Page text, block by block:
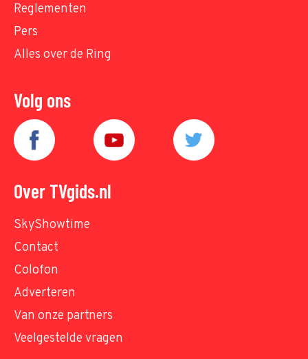
Reglementen
Pers
Alles over de Ring
Volg ons
Over TVgids.nl
SkyShowtime
Contact
Colofon
Adverteren
Van onze partners
Veelgestelde vragen